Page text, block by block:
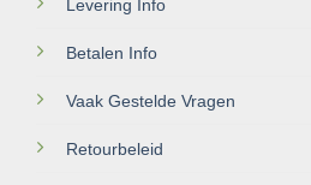
Levering Info
Betalen Info
Vaak Gestelde Vragen
Retourbeleid